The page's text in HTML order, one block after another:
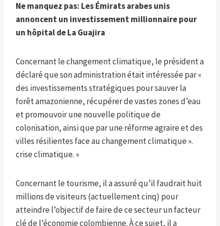
Ne manquez pas: Les Émirats arabes unis
annoncent un investissement millionnaire pour
un hôpital de La Guajira
Concernant le changement climatique, le président a
déclaré que son administration était intéressée par «
des investissements stratégiques pour sauver la
forêt amazonienne, récupérer de vastes zones d’eau
et promouvoir une nouvelle politique de
colonisation, ainsi que par une réforme agraire et des
villes résilientes face au changement climatique ».
crise climatique. »
Concernant le tourisme, il a assuré qu’il faudrait huit
millions de visiteurs (actuellement cinq) pour
atteindre l’objectif de faire de ce secteur un facteur
clé de l’économie colombienne. À ce sujet, il a